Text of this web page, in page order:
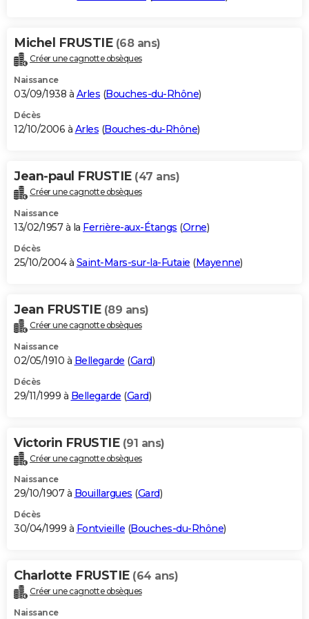
Michel FRUSTIE (68 ans)
Créer une cagnotte obsèques
Naissance
03/09/1938 à Arles (Bouches-du-Rhône)
Décès
12/10/2006 à Arles (Bouches-du-Rhône)
Jean-paul FRUSTIE (47 ans)
Créer une cagnotte obsèques
Naissance
13/02/1957 à la Ferrière-aux-Étangs (Orne)
Décès
25/10/2004 à Saint-Mars-sur-la-Futaie (Mayenne)
Jean FRUSTIE (89 ans)
Créer une cagnotte obsèques
Naissance
02/05/1910 à Bellegarde (Gard)
Décès
29/11/1999 à Bellegarde (Gard)
Victorin FRUSTIE (91 ans)
Créer une cagnotte obsèques
Naissance
29/10/1907 à Bouillargues (Gard)
Décès
30/04/1999 à Fontvieille (Bouches-du-Rhône)
Charlotte FRUSTIE (64 ans)
Créer une cagnotte obsèques
Naissance